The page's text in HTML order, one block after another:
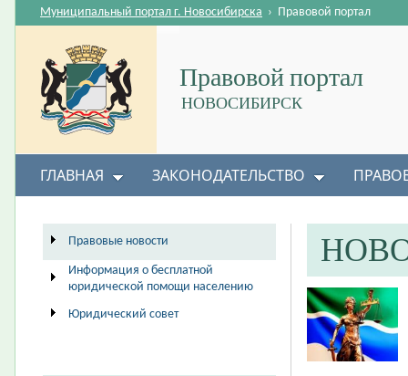
Правовой портал
НОВОСИБИРСК
Муниципальный портал г. Новосибирска › Правовой портал
ГЛАВНАЯ ЗАКОНОДАТЕЛЬСТВО
Правовые новости
Информация о бесплатной
юридической помощи населению
Юридический совет